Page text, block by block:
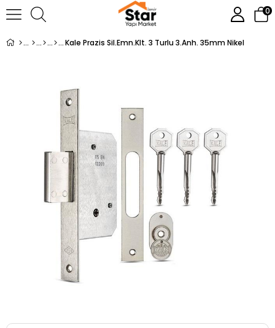
0
Kale Prazis Sil.Emn.Klt. 3 Turlu 3.Anh. 35mm Nikel